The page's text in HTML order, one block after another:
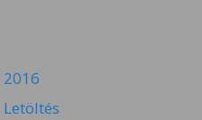
2016
Letöltés